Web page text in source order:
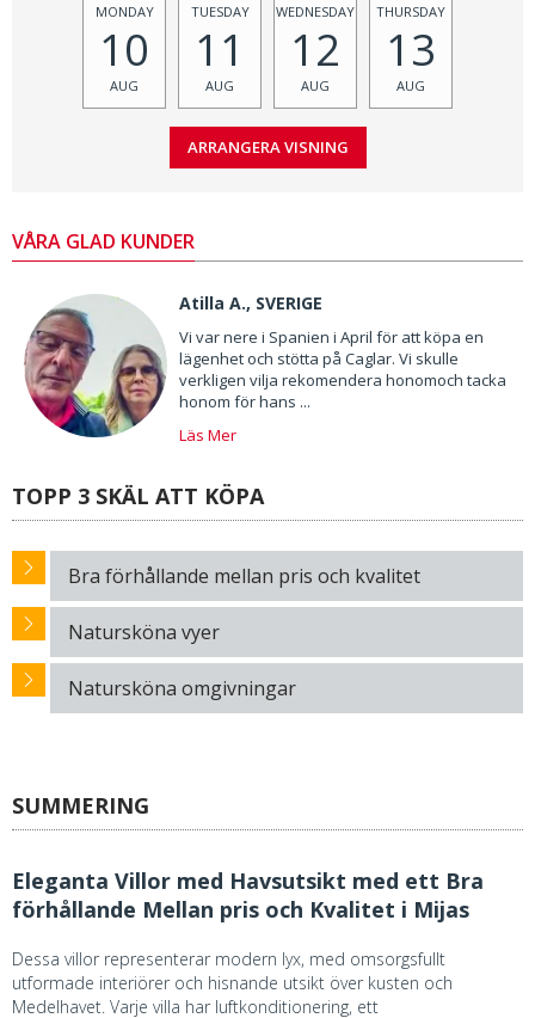
MONDAY
10
AUG
TUESDAY
11
AUG
WEDNESDAY
12
AUG
THURSDAY
13
AUG
VÅRA GLAD KUNDER
Atilla A., SVERIGE
Vi var nere i Spanien i April för att köpa en
lägenhet och stötta på Caglar. Vi skulle
verkligen vilja rekomendera honomoch tacka
honom för hans ...
Läs Mer
TOPP 3 SKÄL ATT KÖPA
Bra förhållande mellan pris och kvalitet
Natursköna vyer
Natursköna omgivningar
SUMMERING
Eleganta Villor med Havsutsikt med ett Bra
förhållande Mellan pris och Kvalitet i Mijas
Dessa villor representerar modern lyx, med omsorgsfullt
utformade interiörer och hisnande utsikt över kusten och
Medelhavet. Varje villa har luftkonditionering, ett